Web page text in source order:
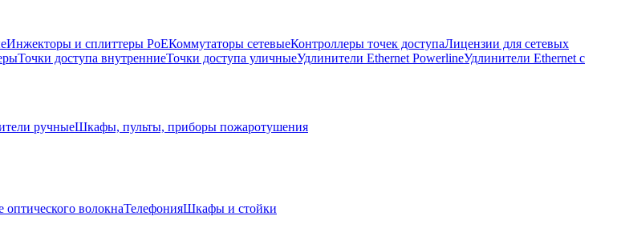
Инжекторы и сплиттеры РоЕКоммутаторы сетевыеКонтроллеры точек доступаЛицензии для сетевых
Точки доступа внутренниеТочки доступа уличныеУдлинители Ethernet PowerlineУдлинители Ethernet с
ручныеШкафы, пульты, приборы пожаротушения
волокнаТелефонияШкафы и стойки